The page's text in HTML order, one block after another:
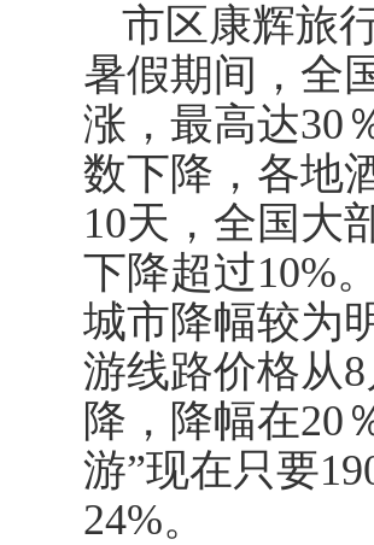
市区康辉旅
暑假期间，全
涨，最高达30
数下降，各地
10天，全国大
下降超过10%
城市降幅较为
游线路价格从
降，降幅在20
游”现在只要
24%。